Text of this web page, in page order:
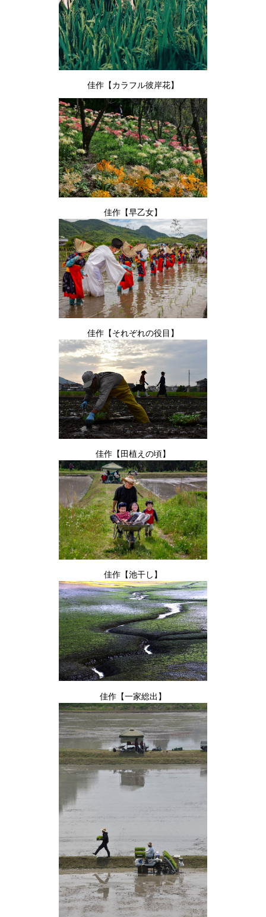
佳作【カラフル彼岸花】
佳作【早乙女】
佳作【それぞれの役目】
佳作【田植えの頃】
佳作【池干し】
佳作【一家総出】